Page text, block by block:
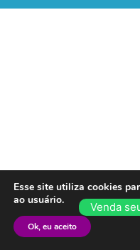
Esse site utiliza cookies
ao usuário.
Ok, eu aceito
Venda